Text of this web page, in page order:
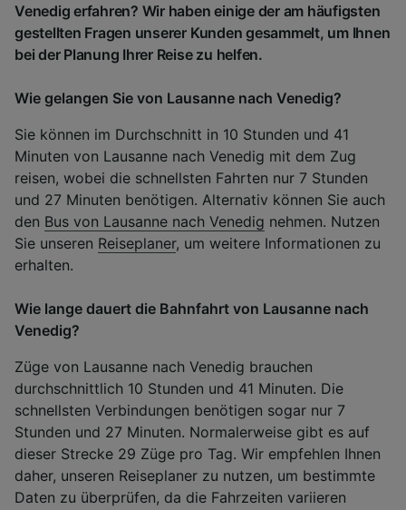
Venedig erfahren? Wir haben einige der am häufigsten
gestellten Fragen unserer Kunden gesammelt, um Ihnen
bei der Planung Ihrer Reise zu helfen.
Wie gelangen Sie von Lausanne nach Venedig?
Sie können im Durchschnitt in 10 Stunden und 41
Minuten von Lausanne nach Venedig mit dem Zug
reisen, wobei die schnellsten Fahrten nur 7 Stunden
und 27 Minuten benötigen. Alternativ können Sie auch
den Bus von Lausanne nach Venedig nehmen. Nutzen
Sie unseren Reiseplaner, um weitere Informationen zu
erhalten.
Wie lange dauert die Bahnfahrt von Lausanne nach
Venedig?
Züge von Lausanne nach Venedig brauchen
durchschnittlich 10 Stunden und 41 Minuten. Die
schnellsten Verbindungen benötigen sogar nur 7
Stunden und 27 Minuten. Normalerweise gibt es auf
dieser Strecke 29 Züge pro Tag. Wir empfehlen Ihnen
daher, unseren Reiseplaner zu nutzen, um bestimmte
Daten zu überprüfen, da die Fahrzeiten variieren